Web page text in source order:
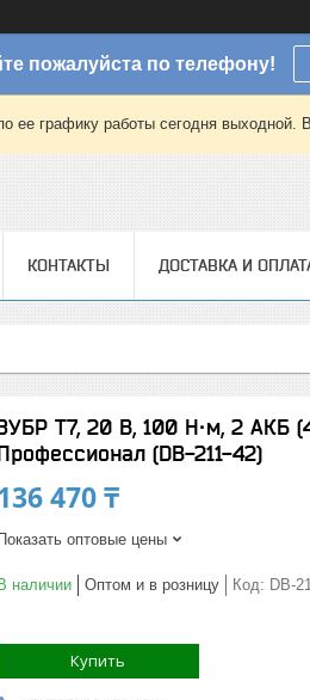
пожалуйста по телефону!
ее графику работы сегодня
КОНТАКТЫ ДОСТАВКА И
Т7, 20 В, 100 Н·м, 2 АКБ
(DB-211-42)
470 ₸
Показать оптовые цены
В наличии Оптом и в розницу Код: DB-
Купить